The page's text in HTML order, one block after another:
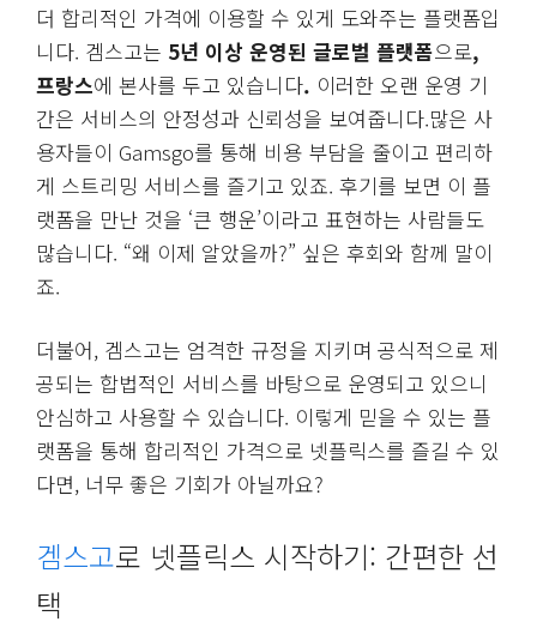
더 합리적인 가격에 이용할 수 있게 도와주는 플랫폼입
니다. 겜스고는 5년 이상 운영된 글로벌 플랫폼으로,
프랑스에 본사를 두고 있습니다. 이러한 오랜 운영 기
간은 서비스의 안정성과 신뢰성을 보여줍니다.많은 사
용자들이 Gamsgo를 통해 비용 부담을 줄이고 편리하
게 스트리밍 서비스를 즐기고 있죠. 후기를 보면 이 플
랫폼을 만난 것을 ‘큰 행운’이라고 표현하는 사람들도
많습니다. “왜 이제 알았을까?” 싶은 후회와 함께 말이
죠.
더불어, 겜스고는 엄격한 규정을 지키며 공식적으로 제
공되는 합법적인 서비스를 바탕으로 운영되고 있으니
안심하고 사용할 수 있습니다. 이렇게 믿을 수 있는 플
랫폼을 통해 합리적인 가격으로 넷플릭스를 즐길 수 있
다면, 너무 좋은 기회가 아닐까요?
겜스고로 넷플릭스 시작하기: 간편한 선
택